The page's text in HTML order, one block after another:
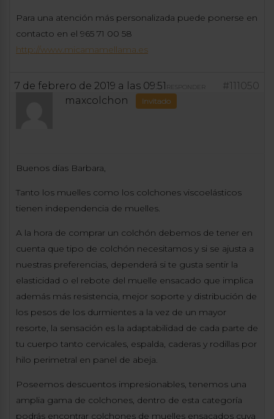
Para una atención más personalizada puede ponerse en
contacto en el 965 71 00 58
http://www.micamamellama.es
7 de febrero de 2019 a las 09:51 #111050
RESPONDER
maxcolchon Invitado
Buenos días Barbara,
Tanto los muelles como los colchones viscoelásticos
tienen independencia de muelles.
A la hora de comprar un colchón debemos de tener en
cuenta que tipo de colchón necesitamos y si se ajusta a
nuestras preferencias, dependerá si te gusta sentir la
elasticidad o el rebote del muelle ensacado que implica
además más resistencia, mejor soporte y distribución de
los pesos de los durmientes a la vez de un mayor
resorte, la sensación es la adaptabilidad de cada parte de
tu cuerpo tanto cervicales, espalda, caderas y rodillas por
hilo perimetral en panel de abeja.
Poseemos descuentos impresionables, tenemos una
amplia gama de colchones, dentro de esta categoría
podrás encontrar colchones de muelles ensacados cuya